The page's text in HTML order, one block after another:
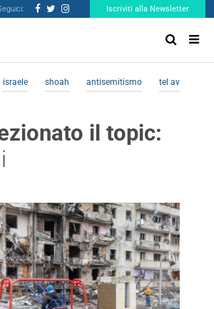
Iscriviti alla Newsletter
israele shoah antisemitismo tel aviv
il topic: